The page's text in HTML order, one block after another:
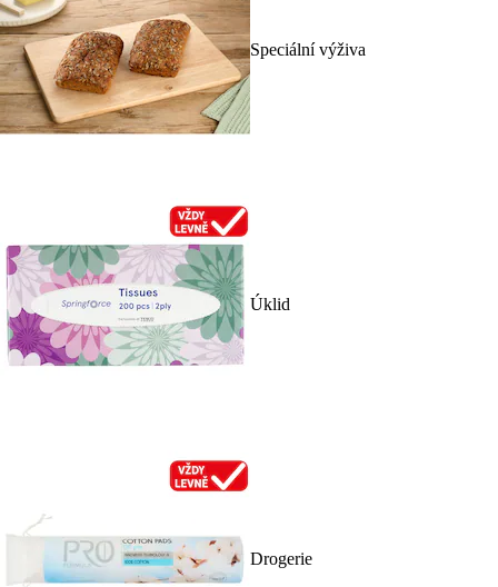
Speciální výživa
Úklid
Drogerie